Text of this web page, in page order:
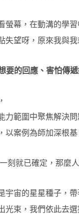
螢幕，在動溝的學
失望呀，原來我與我
要的回應、害怕傳
力範圍中聚焦解決
以案例為師加深根基
刻就已確定，那麼
宇宙的星星種子，
光束，我們依此去